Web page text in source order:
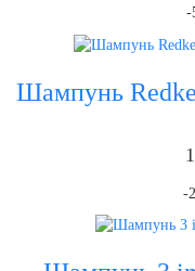
-
Шампунь
-